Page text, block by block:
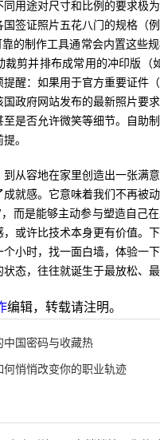
用途对尺寸和比例的要求极为
国签证照片五花八门的规格（
的制作工具通常会内置这些
裁剪并排布成常用的冲印版（
提醒：如果用于官方重要证件
政府网站发布的最新照片要求
是否允许微笑等细节。自助
。
从容地在家里创造出一张满意
就感。它意味着我们不再被
，而是能够主动参与塑造自己
或许比技术本身更有价值。
小时，找一面白墙，体验一
态，往往就诞生于最放松、最
编辑，转载请注明。
中国密码与收藏热
何悄悄改变你的职业轨迹